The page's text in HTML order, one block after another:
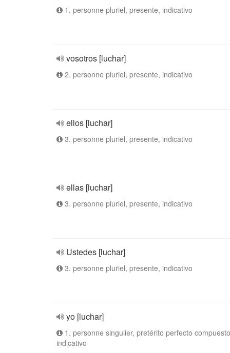
1. personne pluriel, presente, indicativo
vosotros [luchar]
2. personne pluriel, presente, indicativo
ellos [luchar]
3. personne pluriel, presente, indicativo
ellas [luchar]
3. personne pluriel, presente, indicativo
Ustedes [luchar]
3. personne pluriel, presente, indicativo
yo [luchar]
1. personne singulier, pretérito perfecto
indicativo